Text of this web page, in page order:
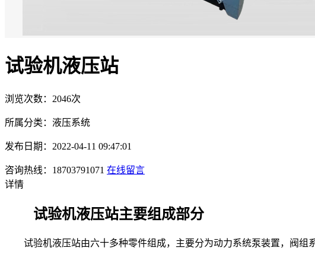
试验机液压站
浏览次数：2046次
所属分类：液压系统
发布日期：2022-04-11 09:47:01
咨询热线：18703791071 在线留言
详情
试验机液压站主要组成部分
试验机液压站由六十多种零件组成，主要分为动力系统泵装置，阀组